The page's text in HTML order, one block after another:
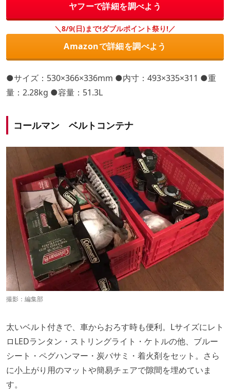
ヤフーで詳細を調べよう
＼8/9(日)まで!ダブルポイント祭り!／
Amazonで詳細を調べよう
●サイズ：530×366×336mm ●内寸：493×335×311 ●重
量：2.28kg ●容量：51.3L
コールマン ベルトコンテナ
撮影：編集部
太いベルト付きで、車からおろす時も便利。Lサイズにレト
ロLEDランタン・ストリングライト・ケトルの他、ブルー
シート・ペグハンマー・炭バサミ・着火剤をセット。さら
に小上がり用のマットや簡易チェアで隙間を埋めていま
す。